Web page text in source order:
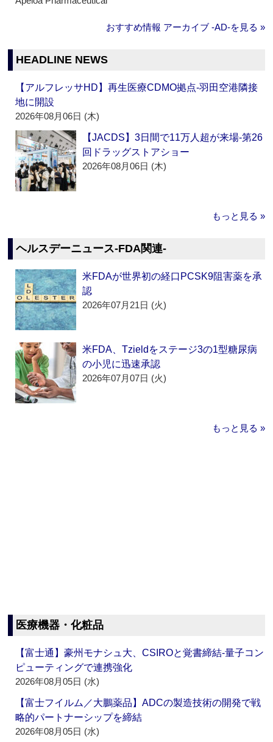
おすすめ情報 アーカイブ ‐AD‐を見る »
HEADLINE NEWS
【アルフレッサHD】再生医療CDMO拠点‐羽田空港隣接
地に開設
2026年08月06日 (木)
【JACDS】3日間で11万人超が来場‐第26
回ドラッグストアショー
2026年08月06日 (木)
もっと見る »
ヘルスデーニュース‐FDA関連‐
米FDAが世界初の経口PCSK9阻害薬を承
認
2026年07月21日 (火)
米FDA、Tzieldをステージ3の1型糖尿病
の小児に迅速承認
2026年07月07日 (火)
もっと見る »
医療機器・化粧品
【富士通】豪州モナシュ大、CSIROと覚書締結‐量子コン
ピューティングで連携強化
2026年08月05日 (水)
【富士フイルム／大鵬薬品】ADCの製造技術の開発で戦
略的パートナーシップを締結
2026年08月05日 (水)